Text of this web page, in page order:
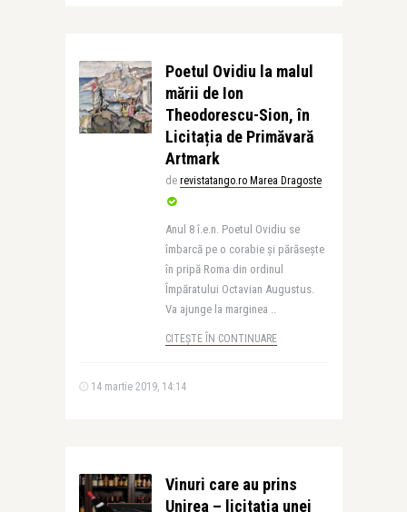
Poetul Ovidiu la malul
mării de Ion
Theodorescu-Sion, în
Licitația de Primăvară
Artmark
de revistatango.ro Marea Dragoste
Anul 8 î.e.n. Poetul Ovidiu se
îmbarcă pe o corabie și părăsește
în pripă Roma din ordinul
Împăratului Octavian Augustus.
Va ajunge la marginea ..
CITEȘTE ÎN CONTINUARE
14 martie 2019, 14:14
Vinuri care au prins
Unirea – licitația unei